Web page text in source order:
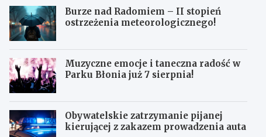
Burze nad Radomiem – II stopień
ostrzeżenia meteorologicznego!
Muzyczne emocje i taneczna radość w
Parku Błonia już 7 sierpnia!
Obywatelskie zatrzymanie pijanej
kierującej z zakazem prowadzenia auta